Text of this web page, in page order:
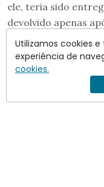
ele, teria sido
devolvido apenas
encaminhado a um
aeroporto.
Utilizamos cookies
experiência de
cookies.